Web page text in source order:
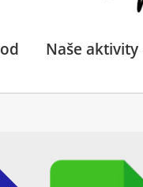
Naše aktivity